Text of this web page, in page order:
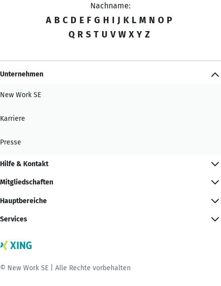
Nachname:
A B C D E F G H I J K L M N O P
Q R S T U V W X Y Z
Unternehmen
New Work SE
Karriere
Presse
Hilfe & Kontakt
Mitgliedschaften
Hauptbereiche
Services
© New Work SE | Alle Rechte vorbehalten